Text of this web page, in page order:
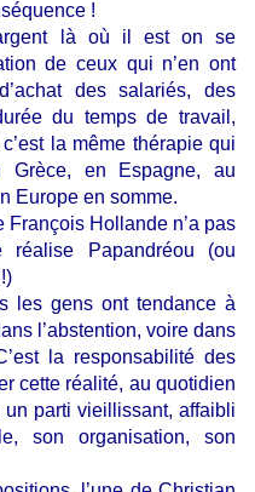
!
là où il est on se
de ceux qui n’en ont
des salariés, des
du temps de travail,
la même thérapie qui
Grèce, en Espagne, au
Europe en somme.
François Hollande n’a pas
Papandréou (ou
les gens ont tendance à
l’abstention, voire dans
la responsabilité des
cette réalité, au quotidien
parti vieillissant, affaibli
son organisation, son